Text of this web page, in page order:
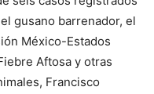
gusano barrenador, el
México-Estados
Aftosa y otras
Francisco